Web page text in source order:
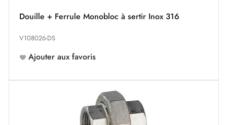
Douille + Ferrule Monobloc à sertir Inox 316
V108026-DS
Ajouter aux favoris